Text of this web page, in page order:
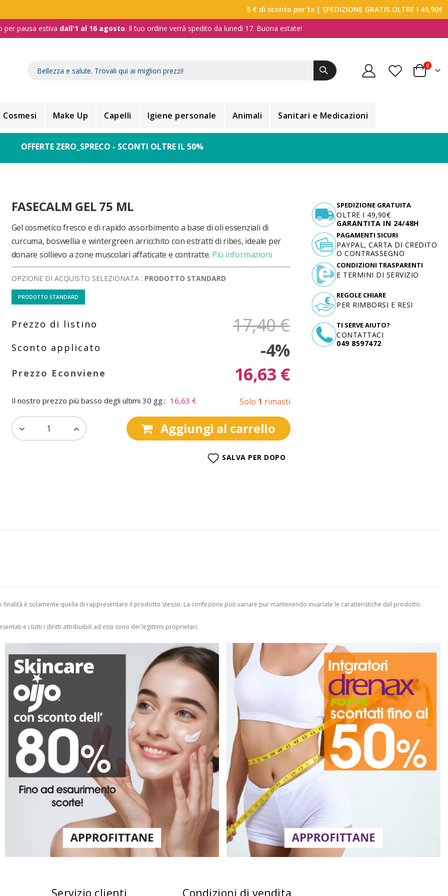
5 € di sconto per te | SPEDIZIONE GRATIS OLTRE I 49,90€
per pausa estiva dall'1 al 16 agosto. Il tuo ordine verrà spedito da lunedì 17. Buona estate!
Carrello
0
Cosmesi Make Up Capelli Igiene personale Animali Sanitari e Medicazioni
OFFERTE ZERO_SPRECO - SCONTI OLTRE IL 50%
FASECALM GEL 75 ML
Gel cosmetico fresco e di rapido assorbimento a base di oli essenziali di
curcuma, boswellia e wintergreen arricchito con estratti di ribes, ideale per
donare sollievo a zone muscolari affaticate e contratte. Più informazioni
OPZIONE DI ACQUISTO SELEZIONATA : PRODOTTO STANDARD
PRODOTTO STANDARD
17,40 €
-4%
16,63 €
Il nostro prezzo più basso degli ultimi 30 gg.: 16,63 € Solo 1 rimasti
Aggiungi al carrello
SALVA PER DOPO
SPEDIZIONE GRATUITA
OLTRE I 49,90€
GARANTITA IN 24/48H
TI SERVE AIUTO?
CONTATTACI
049 8597472
PAGAMENTI SICURI
PAYPAL, CARTA DI CREDITO
O CONTRASSEGNO
CONDIZIONI TRASPARENTI
E TERMINI DI SERVIZIO
REGOLE CHIARE
PER RIMBORSI E RESI
è solamente quella di rappresentare il prodotto stesso. La confezione può variare pur mantenendo invariate le caratteristiche del prodotto.
e i tutti i diritti attribuibili ad essi sono dei legittimi proprietari.
Servizio clienti Condizioni di vendita